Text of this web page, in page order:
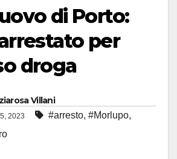
di Porto:
per
droga
Villani
2023 #arresto, #Morlupo,